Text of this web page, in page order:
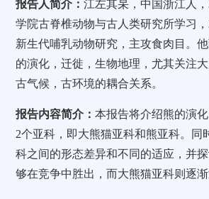
报告人简介：江左其杲，中国浙江人，
学院古脊椎动物与古人类研究所学习，
新生代哺乳动物研究，主攻食肉目。
的演化，迁徙，生物地理，尤其关注
古气候，古环境的耦合关系。
报告内容简介：本报告将介绍熊的演
2个亚科，即大熊猫亚科和熊亚科。同
科之间的形态差异和不同的适应，并
够在竞争中胜出，而大熊猫亚科则逐渐